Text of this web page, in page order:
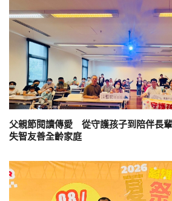
父親節閱讀傳愛 從守護孩子到陪伴長
失智友善全齡家庭